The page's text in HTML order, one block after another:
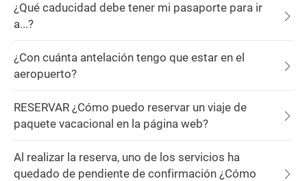
¿Qué caducidad debe tener mi pasaporte para ir
a...?
¿Con cuánta antelación tengo que estar en el
aeropuerto?
RESERVAR ¿Cómo puedo reservar un viaje de
paquete vacacional en la página web?
Al realizar la reserva, uno de los servicios ha
quedado de pendiente de confirmación ¿Cómo